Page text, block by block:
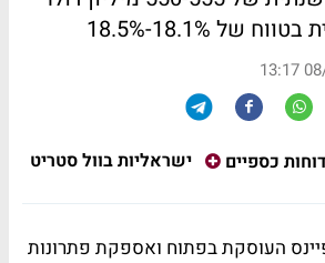
של 18.1%-18.5%
08/
כספיים
ישראליות בוול סטריט
העוסקת בפתוח ואספקת פתרונות